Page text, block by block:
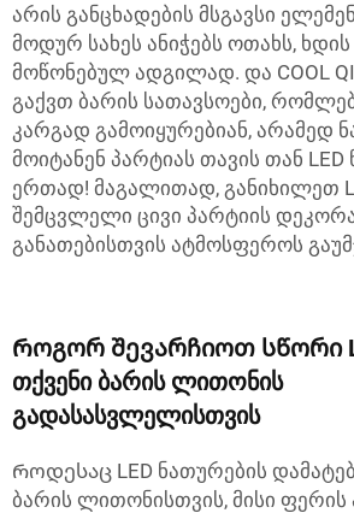
არის განცხადების მსგავსი
მოდურ სახეს ანიჭებს ოთახს, ხდის
მოწონებულ ადგილად. და COOL
გაქვთ ბარის სათავსოები,
კარგად გამოიყურებიან, არამედ
მოიტანენ პარტიას თავის თან
ერთად! მაგალითად, განიხილეთ
შემცვლელი ცივი პარტიის
განათებისთვის ატმოსფეროს
Როგორ შევარჩიოთ სწორი
თქვენი ბარის ლითონის
გადასასვლელისთვის
Როდესაც LED ნათურების
ბარის ლითონისთვის, მისი ფერის